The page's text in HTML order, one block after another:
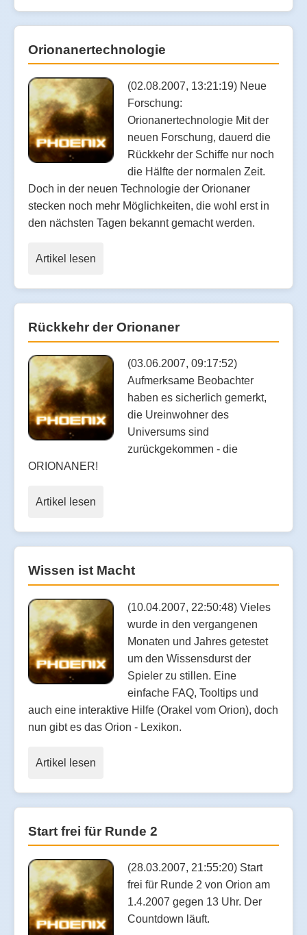
Orionanertechnologie
(02.08.2007, 13:21:19) Neue
Forschung:
Orionanertechnologie Mit der
neuen Forschung, dauerd die
Rückkehr der Schiffe nur noch
die Hälfte der normalen Zeit.
Doch in der neuen Technologie der Orionaner
stecken noch mehr Möglichkeiten, die wohl erst in
den nächsten Tagen bekannt gemacht werden.
Artikel lesen
Rückkehr der Orionaner
(03.06.2007, 09:17:52)
Aufmerksame Beobachter
haben es sicherlich gemerkt,
die Ureinwohner des
Universums sind
zurückgekommen - die
ORIONANER!
Artikel lesen
Wissen ist Macht
(10.04.2007, 22:50:48) Vieles
wurde in den vergangenen
Monaten und Jahres getestet
um den Wissensdurst der
Spieler zu stillen. Eine
einfache FAQ, Tooltips und
auch eine interaktive Hilfe (Orakel vom Orion), doch
nun gibt es das Orion - Lexikon.
Artikel lesen
Start frei für Runde 2
(28.03.2007, 21:55:20) Start
frei für Runde 2 von Orion am
1.4.2007 gegen 13 Uhr. Der
Countdown läuft.